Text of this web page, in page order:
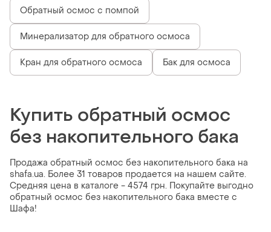
Обратный осмос с помпой
Минерализатор для обратного осмоса
Кран для обратного осмоса Бак для осмоса
Купить обратный осмос
без накопительного бака
Продажа обратный осмос без накопительного бака на
shafa.ua. Более 31 товаров продается на нашем сайте.
Средняя цена в каталоге - 4574 грн. Покупайте выгодно
обратный осмос без накопительного бака вместе с
Шафа!